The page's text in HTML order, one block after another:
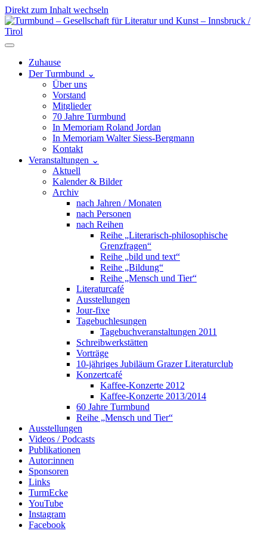
Direkt zum Inhalt wechseln
Hauptnavigation
Zuhause
Der Turmbund ⌄
Über uns
Vorstand
Mitglieder
70 Jahre Turmbund
In Memoriam Roland Jordan
In Memoriam Walter Siess-Bergmann
Kontakt
Veranstaltungen ⌄
Aktuell
Kalender & Bilder
Archiv
nach Jahren / Monaten
nach Personen
nach Reihen
Reihe „Literarisch-philosophische
Grenzfragen“
Reihe „bild und text“
Reihe „Bildung“
Reihe „Mensch und Tier“
Literaturcafé
Ausstellungen
Jour-fixe
Tagebuchlesungen
Tagebuchveranstaltungen 2011
Schreibwerkstätten
Vorträge
10-jähriges Jubiläum Grazer Literaturclub
Konzertcafé
Kaffee-Konzerte 2012
Kaffee-Konzerte 2013/2014
60 Jahre Turmbund
Reihe „Mensch und Tier“
Ausstellungen
Videos / Podcasts
Publikationen
Autor:innen
Sponsoren
Links
TurmEcke
YouTube
Instagram
Facebook